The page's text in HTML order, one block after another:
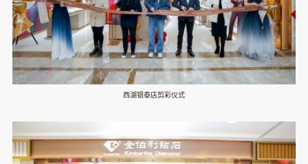
西湖银泰店剪彩仪式